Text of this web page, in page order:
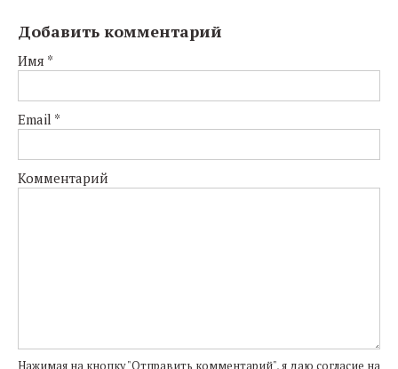
Добавить комментарий
Имя *
Email *
Комментарий
Нажимая на кнопку "Отправить комментарий", я даю согласие на